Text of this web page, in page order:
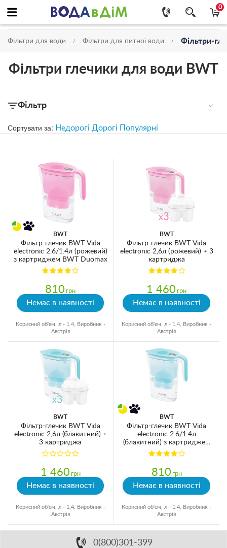
0
Фільтри для води Фільтри для питної води Фільтри-
Фільтри глечики для води BWT
Фільтр
Сортувати за: Недорогі Дорогі Популярні
BWT
Фільтр-глечик BWT Vida
electronic 2.6/1.4л (рожевий)
з картриджем BWT Duomax
810 грн
Немає в наявності
Корисний об'єм, л - 1,4, Виробник -
Австрія
BWT
Фільтр-глечик BWT Vida
electronic 2,6л (рожевий) + 3
картриджа
1 460 грн
Немає в наявності
Корисний об'єм, л - 1,4, Виробник -
Австрія
BWT
Фільтр-глечик BWT Vida
electronic 2,6л (блакитний) +
3 картриджа
1 460 грн
Немає в наявності
Корисний об'єм, л - 1,4, Виробник -
Австрія
BWT
Фільтр-глечик BWT Vida
electronic 2.6/1.4л
(блакитний) з картриджем
BWT Duomax
810 грн
Немає в наявності
Корисний об'єм, л - 1,4, Виробник -
Австрія
0(800)301-399